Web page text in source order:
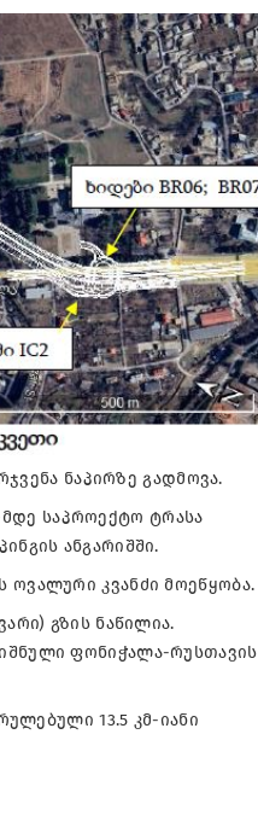
ნაპირზე გადმოვა.
მდე საპროექტო ტრასა
ანგარიშში.
კვანძი მოეწყობა.
გზის ნაწილია.
ფონიჭალა-რუსთავის
13.5 კმ-იანი